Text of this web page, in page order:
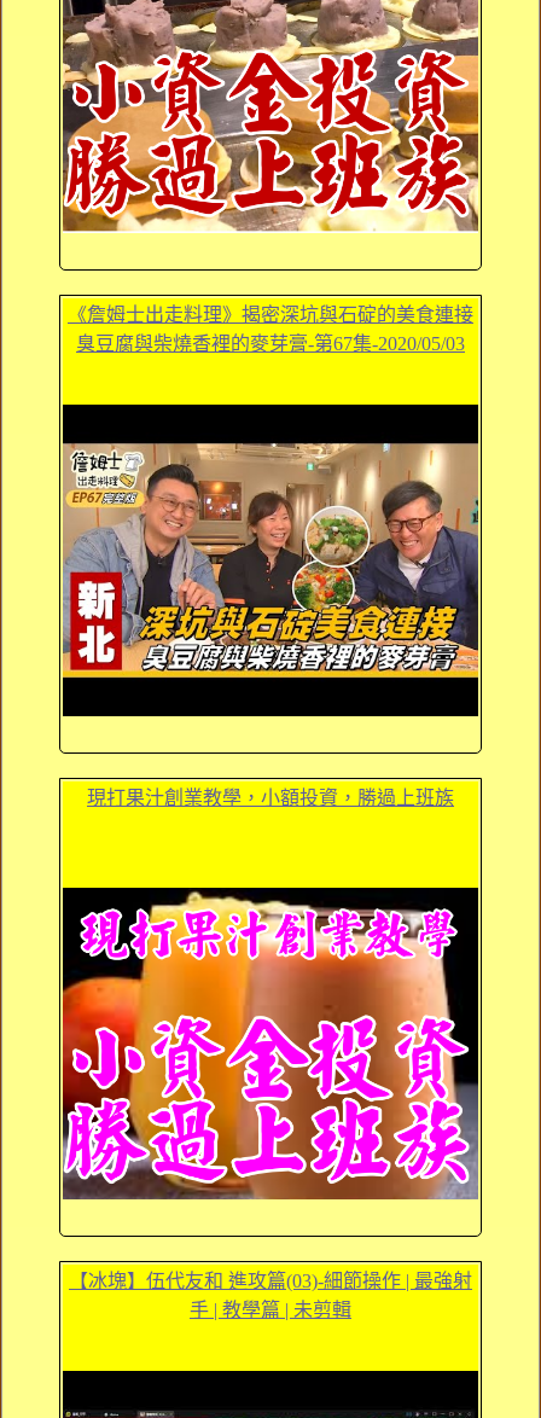
《詹姆士出走料理》揭密深坑與石碇的美食連接
臭豆腐與柴燒香裡的麥芽膏-第67集-2020/05/03
現打果汁創業教學，小額投資，勝過上班族
【冰塊】伍代友和 進攻篇(03)-細節操作 | 最強射
手 | 教學篇 | 未剪輯